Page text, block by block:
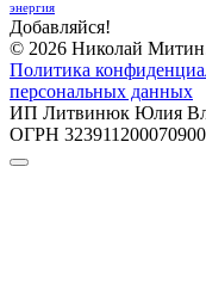
энергия
Добавляйся!
© 2026 Николай
Политика
персональных данных
ИП Литвинюк Юлия
ОГРН 323911200070900